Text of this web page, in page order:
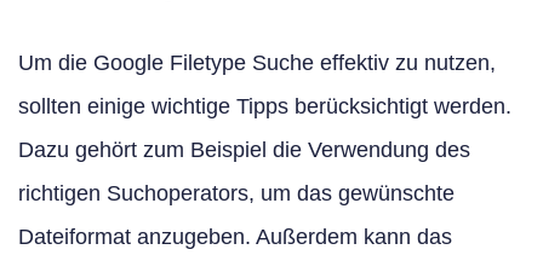
Um die Google Filetype Suche effektiv zu nutzen,
sollten einige wichtige Tipps berücksichtigt werden.
Dazu gehört zum Beispiel die Verwendung des
richtigen Suchoperators, um das gewünschte
Dateiformat anzugeben. Außerdem kann das